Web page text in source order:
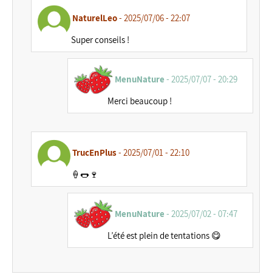
NaturelLeo- 2025/07/06 - 22:07
Super conseils !
MenuNature - 2025/07/07 - 20:29
Merci beaucoup !
TrucEnPlus- 2025/07/01 - 22:10
🍦🌭🍷
MenuNature - 2025/07/02 - 07:47
L’été est plein de tentations 😋